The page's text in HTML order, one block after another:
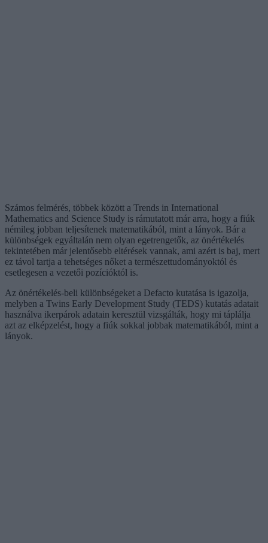
Számos felmérés, többek között a Trends in International
Mathematics and Science Study is rámutatott már arra, hogy a fiúk
némileg jobban teljesítenek matematikából, mint a lányok. Bár a
különbségek egyáltalán nem olyan egetrengetők, az önértékelés
tekintetében már jelentősebb eltérések vannak, ami azért is baj, mert
ez távol tartja a tehetséges nőket a természettudományoktól és
esetlegesen a vezetői pozícióktól is.
Az önértékelés-beli különbségeket a Defacto kutatása is igazolja,
melyben a Twins Early Development Study (TEDS) kutatás adatait
használva ikerpárok adatain keresztül vizsgálták, hogy mi táplálja
azt az elképzelést, hogy a fiúk sokkal jobbak matematikából, mint a
lányok.